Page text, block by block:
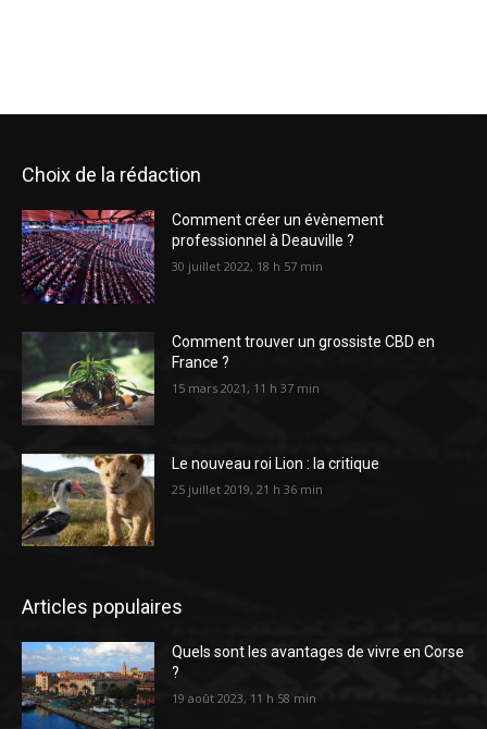
Choix de la rédaction
Comment créer un évènement
professionnel à Deauville ?
30 juillet 2022, 18 h 57 min
Comment trouver un grossiste CBD en
France ?
15 mars 2021, 11 h 37 min
Le nouveau roi Lion : la critique
25 juillet 2019, 21 h 36 min
Articles populaires
Quels sont les avantages de vivre en Corse
?
19 août 2023, 11 h 58 min